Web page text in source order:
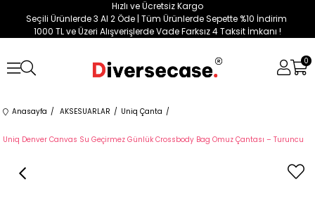
Hızlı ve Ücretsiz Kargo
Seçili Ürünlerde 3 Al 2 Öde | Tüm Ürünlerde Sepette %10 İndirim
1000 TL ve Üzeri Alışverişlerde Vade Farksız 4 Taksit İmkanı !
0
Anasayfa AKSESUARLAR Uniq Çanta
Uniq Denver Canvas Su Geçirmez Günlük Crossbody Bag Omuz Çantası – Turuncu